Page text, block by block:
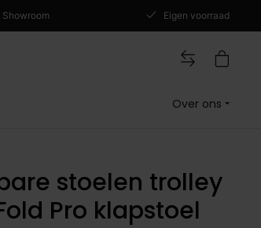
Showroom Eigen voorraad
Over ons
stoelen trolley
Pro klapstoel